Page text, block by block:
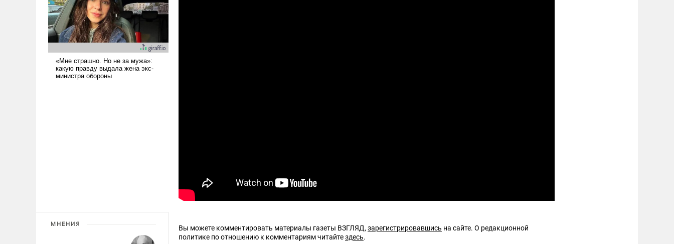
МНЕНИЯ
Вы можете комментировать материалы газеты ВЗГЛЯД,зарегистрировавшись на сайте. О редакционной
политике по отношению к комментариям читайтездесь.